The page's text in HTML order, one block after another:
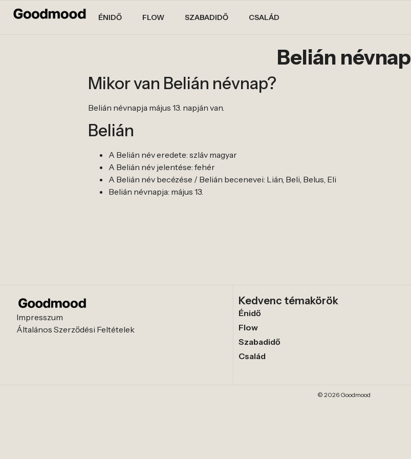
ÉNIDŐ FLOW SZABADIDŐ CSALÁD
Belián névnap
Mikor van Belián névnap?
Belián névnapja május 13. napján van.
Belián
A Belián név eredete: szláv magyar
A Belián név jelentése: fehér
A Belián név becézése / Belián becenevei: Lián, Beli, Belus, Eli
Belián névnapja: május 13.
Impresszum
Általános Szerződési Feltételek
Kedvenc témakörök
Énidő
Flow
Szabadidő
Család
© 2026 Goodmood